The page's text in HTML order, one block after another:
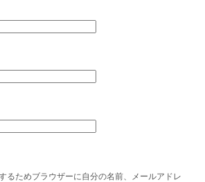
るためブラウザーに自分の名前、メールアドレ